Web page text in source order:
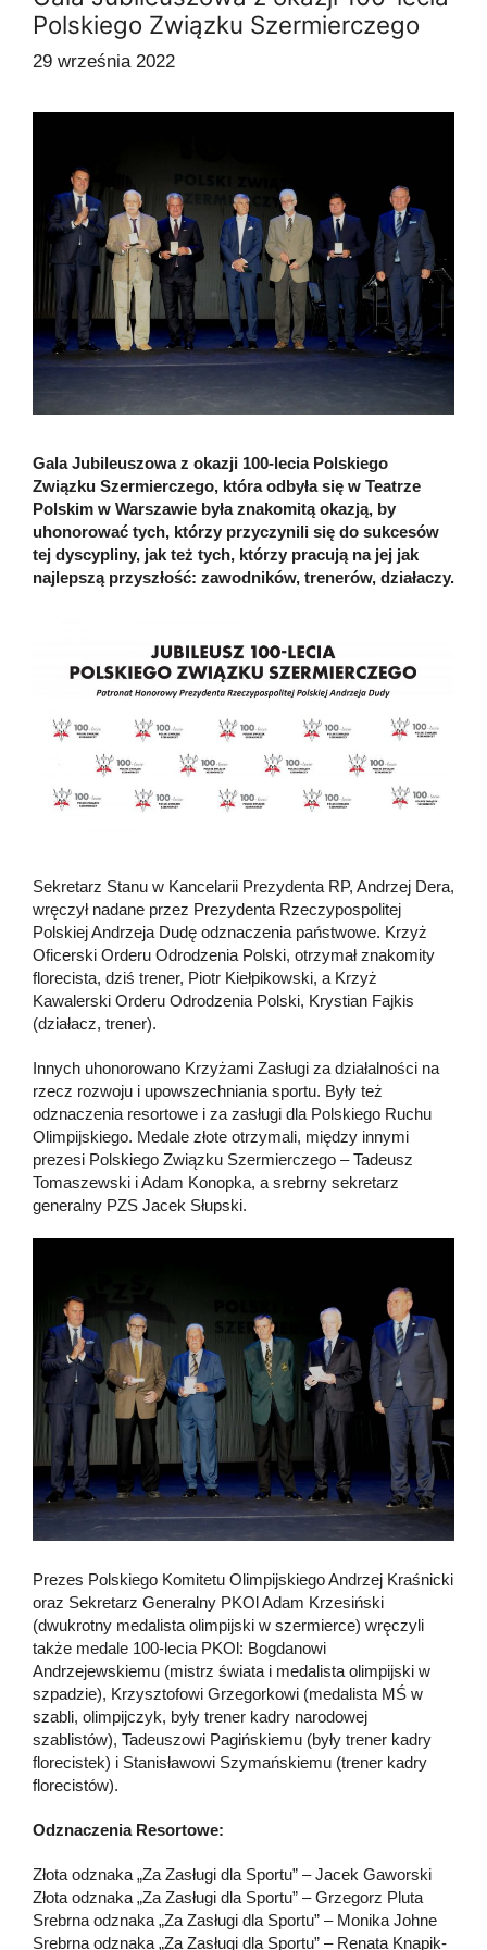
Polskiego Związku Szermierczego
29 września 2022
Gala Jubileuszowa z okazji 100-lecia Polskiego
Związku Szermierczego, która odbyła się w Teatrze
Polskim w Warszawie była znakomitą okazją, by
uhonorować tych, którzy przyczynili się do sukcesów
tej dyscypliny, jak też tych, którzy pracują na jej jak
najlepszą przyszłość: zawodników, trenerów, działaczy.
Sekretarz Stanu w Kancelarii Prezydenta RP, Andrzej Dera,
wręczył nadane przez Prezydenta Rzeczypospolitej
Polskiej Andrzeja Dudę odznaczenia państwowe. Krzyż
Oficerski Orderu Odrodzenia Polski, otrzymał znakomity
florecista, dziś trener, Piotr Kiełpikowski, a Krzyż
Kawalerski Orderu Odrodzenia Polski, Krystian Fajkis
(działacz, trener).
Innych uhonorowano Krzyżami Zasługi za działalności na
rzecz rozwoju i upowszechniania sportu. Były też
odznaczenia resortowe i za zasługi dla Polskiego Ruchu
Olimpijskiego. Medale złote otrzymali, między innymi
prezesi Polskiego Związku Szermierczego – Tadeusz
Tomaszewski i Adam Konopka, a srebrny sekretarz
generalny PZS Jacek Słupski.
Prezes Polskiego Komitetu Olimpijskiego Andrzej Kraśnicki
oraz Sekretarz Generalny PKOl Adam Krzesiński
(dwukrotny medalista olimpijski w szermierce) wręczyli
także medale 100-lecia PKOl: Bogdanowi
Andrzejewskiemu (mistrz świata i medalista olimpijski w
szpadzie), Krzysztofowi Grzegorkowi (medalista MŚ w
szabli, olimpijczyk, były trener kadry narodowej
szablistów), Tadeuszowi Pagińskiemu (były trener kadry
florecistek) i Stanisławowi Szymańskiemu (trener kadry
florecistów).
Odznaczenia Resortowe:
Złota odznaka „Za Zasługi dla Sportu” – Jacek Gaworski
Złota odznaka „Za Zasługi dla Sportu” – Grzegorz Pluta
Srebrna odznaka „Za Zasługi dla Sportu” – Monika Johne
Srebrna odznaka „Za Zasługi dla Sportu” – Renata Knapik-